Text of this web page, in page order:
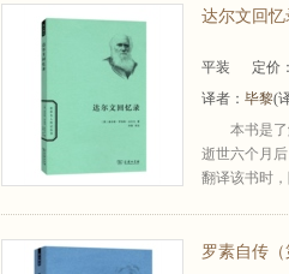
达尔文回
平装 定价：
译者： 毕黎(
本书是
逝世六个月
翻译该书时
罗素自传（